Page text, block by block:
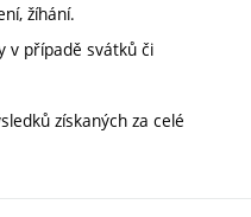
žíhání.
v případě svátků či
získaných za celé